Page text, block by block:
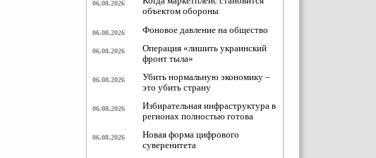
06.08.2026
объектом обороны
06.08.2026 Фоновое давление на общество
06.08.2026
Операция «лишить украинский
фронт тыла»
06.08.2026
Убить нормальную экономику –
это убить страну
06.08.2026
Избирательная инфраструктура в
регионах полностью готова
06.08.2026
Новая форма цифрового
суверенитета